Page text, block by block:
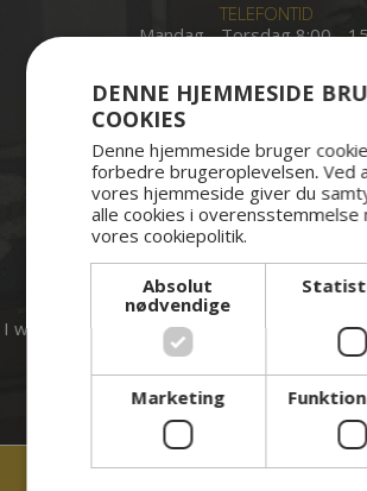
TELEFONTID
Mandag - Torsdag 8:00 -
I sommerferien er der følgende
Mandag: Lukket
Tirsdag - torsdag 8.00 -
Fredag 8.00-12.00
uge 31:
Mandag til Torsdag: 8.00-
Fredag 8.00 - 12.00
I weekenden og på helligdage kan
DENNE HJEMMESIDE
COOKIES
Denne hjemmeside bruger
forbedre brugeroplevelsen. Ved
vores hjemmeside giver du
alle cookies i overensstemmelse
vores cookiepolitik.
Absolut
nødvendige
Marketing